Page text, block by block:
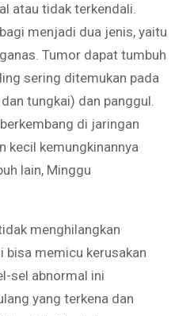
atau tidak terkendali.
menjadi dua jenis, yaitu
Tumor dapat tumbuh
sering ditemukan pada
tungkai) dan panggul.
di jaringan
kecil kemungkinannya
lain, Minggu
menghilangkan
bisa memicu kerusakan
sel abnormal ini
yang terkena dan